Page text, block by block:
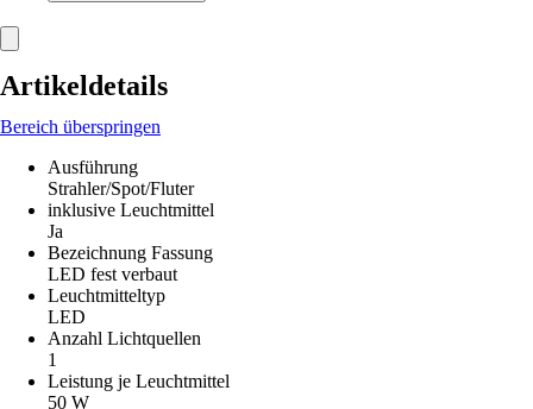
Artikeldetails
Bereich überspringen
Ausführung
Strahler/Spot/Fluter
inklusive Leuchtmittel
Ja
Bezeichnung Fassung
LED fest verbaut
Leuchtmitteltyp
LED
Anzahl Lichtquellen
1
Leistung je Leuchtmittel
50 W